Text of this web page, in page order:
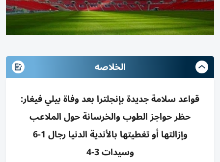
الخلاصه
قواعد سلامة جديدة بإنجلترا بعد وفاة بيلي فيغار:
حظر حواجز الطوب والخرسانة حول الملاعب
وإزالتها أو تغطيتها بالأندية الدنيا رجال 1-6
وسيدات 3-4